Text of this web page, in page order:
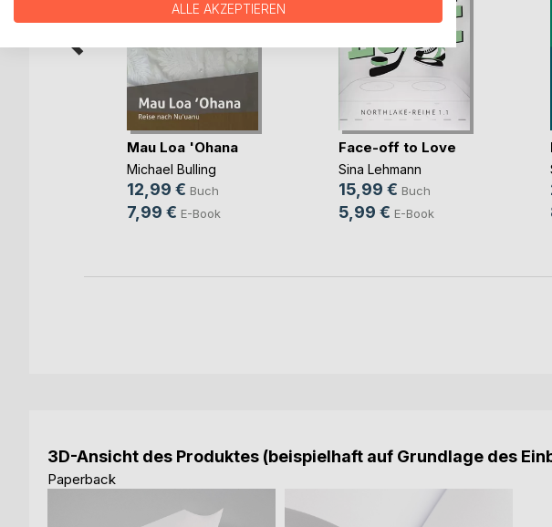
Mau Loa 'Ohana
Michael Bulling
12,99 € Buch
7,99 € E-Book
Face-off to Love
Sina Lehmann
15,99 € Buch
5,99 € E-Book
3D-Ansicht des Produktes (beispielhaft auf Grundlage des
Paperback
ALLE AKZEPTIEREN